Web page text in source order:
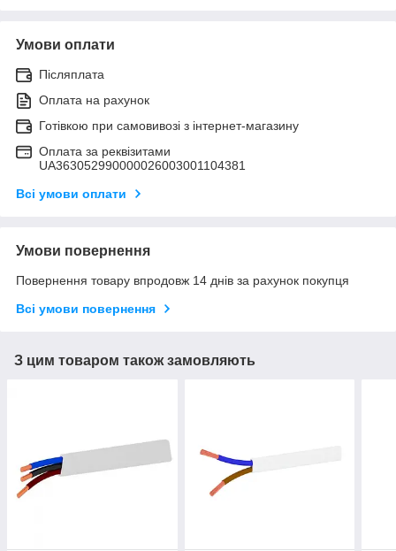
Умови оплати
Післяплата
Оплата на рахунок
Готівкою при самовивозі з інтернет-магазину
Оплата за реквізитами
UA363052990000026003001104381
Всі умови оплати
Умови повернення
Повернення товару впродовж 14 днів за рахунок покупця
Всі умови повернення
З цим товаром також замовляють